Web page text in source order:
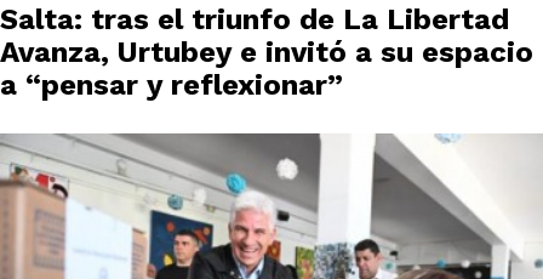
Salta: tras el triunfo de La Libertad
Avanza, Urtubey e invitó a su espacio
a “pensar y reflexionar”